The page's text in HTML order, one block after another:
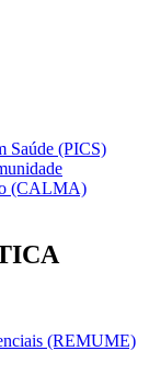
Saúde (PICS)
(CALMA)
(REMUME)